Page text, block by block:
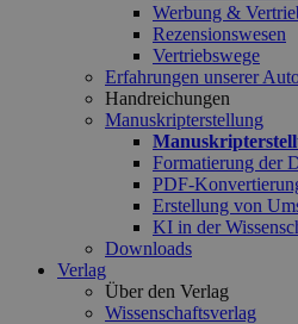
Werbung &
Rezensionswesen
Vertriebswege
Erfahrungen unserer
Handreichungen
Manuskripterstellung
Formatierung der
PDF-
Erstellung von
KI in der
Downloads
Verlag
Über den Verlag
Wissenschaftsverlag